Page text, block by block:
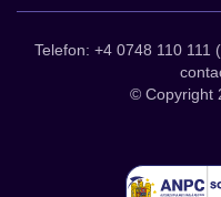
Telefon: +4 0748 110
© Copyright